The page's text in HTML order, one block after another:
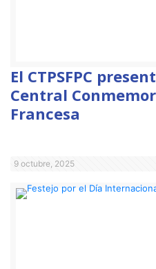
El CTPSFPC
Central
Francesa
9 octubre, 2025